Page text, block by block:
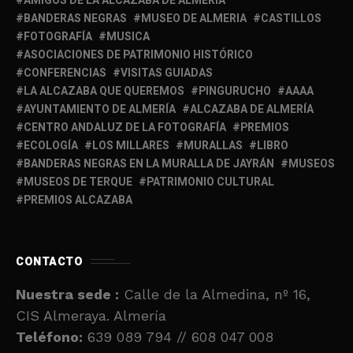
BANDERAS NEGRAS
MUSEO DE ALMERIA
CASTILLOS
FOTOGRAFÍA
MUSICA
ASOCIACIONES DE PATRIMONIO HISTÓRICO
CONFERENCIAS
VISITAS GUIADAS
LA ALCAZABA QUE QUEREMOS
PINGURUCHO
AAAA
AYUNTAMIENTO DE ALMERÍA
ALCAZABA DE ALMERÍA
CENTRO ANDALUZ DE LA FOTOGRAFÍA
PREMIOS
ECOLOGÍA
LOS MILLARES MURALLAS
LIBRO
BANDERAS NEGRAS EN LA MURALLA DE JAYRÁN
MUSEOS
MUSEOS DE TERQUE
PATRIMONIO CULTURAL
PREMIOS ALCAZABA
CONTACTO
Nuestra sede : Calle de la Almedina, nº 16,
CIS Almeraya. Almería
Teléfono: 639 089 794 // 608 047 008